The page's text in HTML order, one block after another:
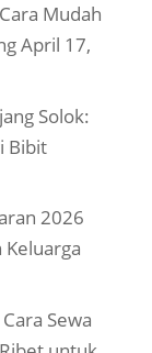
Mudah
April 17,
Solok:
Bibit
2026
Sewa